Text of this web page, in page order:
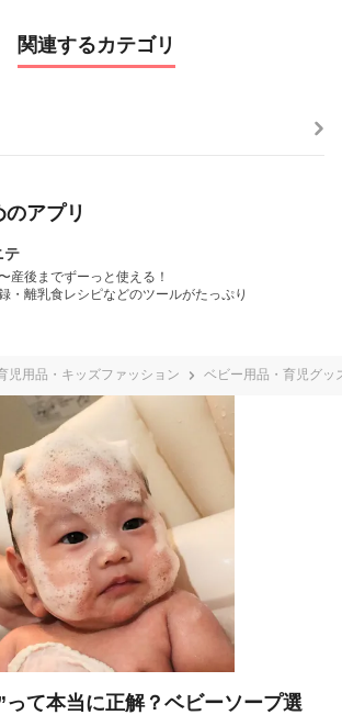
関連するカテゴリ
アプリ
テ
産後までずーっと使える！
・離乳食レシピなどのツールがたっぷり
児用品・キッズファッション ベビー用品・育児グッ
って本当に正解？ベビーソープ選